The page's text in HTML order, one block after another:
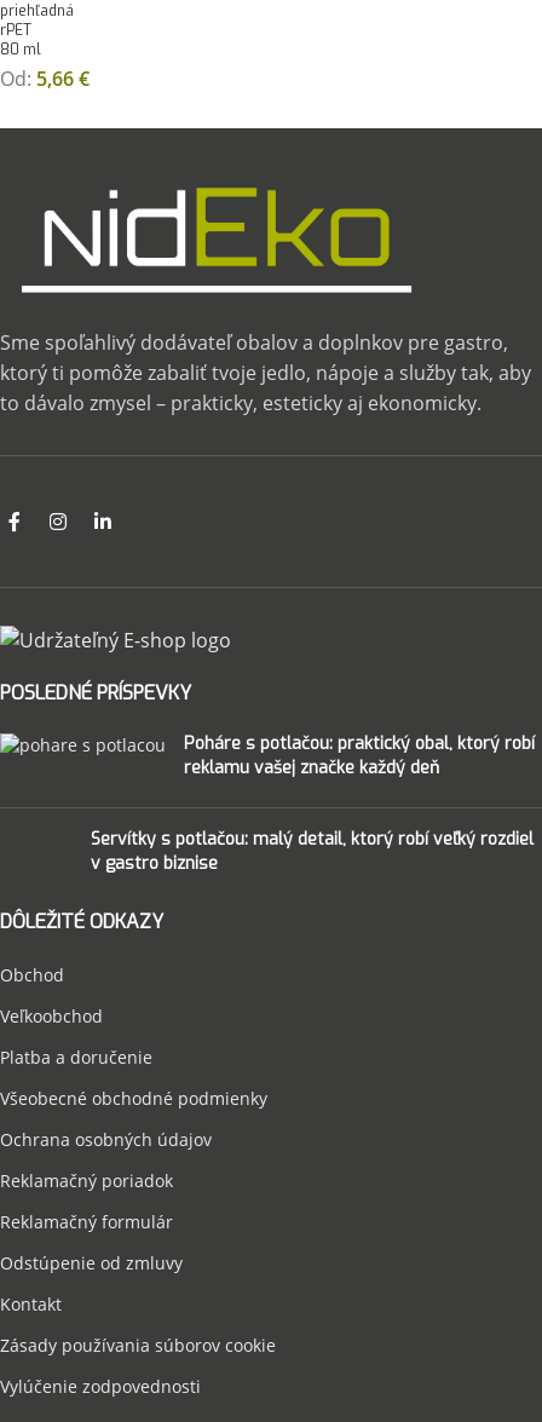
priehľadná
rPET
80 ml
Od: 5,66€
Sme spoľahlivý dodávateľ obalov a doplnkov pre gastro,
ktorý ti pomôže zabaliť tvoje jedlo, nápoje a služby tak, aby
to dávalo zmysel – prakticky, esteticky aj ekonomicky.
POSLEDNÉ PRÍSPEVKY
Poháre s potlačou: praktický obal, ktorý robí
reklamu vašej značke každý deň
Servítky s potlačou: malý detail, ktorý robí veľký rozdiel
v gastro biznise
DÔLEŽITÉ ODKAZY
Obchod
Veľkoobchod
Platba a doručenie
Všeobecné obchodné podmienky
Ochrana osobných údajov
Reklamačný poriadok
Reklamačný formulár
Odstúpenie od zmluvy
Kontakt
Zásady používania súborov cookie
Vylúčenie zodpovednosti